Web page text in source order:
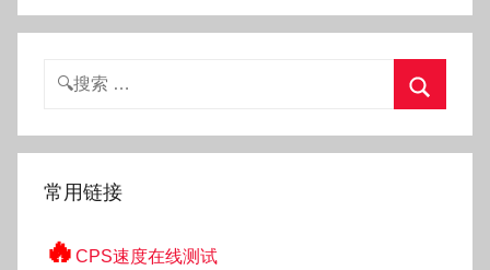
o
搜
索
常用链接
🔥 CPS速度在线测试